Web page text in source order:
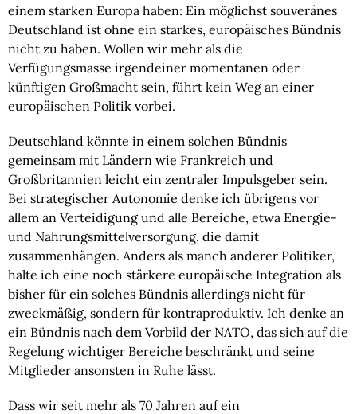
einem starken Europa haben: Ein möglichst souveränes
Deutschland ist ohne ein starkes, europäisches Bündnis
nicht zu haben. Wollen wir mehr als die
Verfügungsmasse irgendeiner momentanen oder
künftigen Großmacht sein, führt kein Weg an einer
europäischen Politik vorbei.
Deutschland könnte in einem solchen Bündnis
gemeinsam mit Ländern wie Frankreich und
Großbritannien leicht ein zentraler Impulsgeber sein.
Bei strategischer Autonomie denke ich übrigens vor
allem an Verteidigung und alle Bereiche, etwa Energie-
und Nahrungsmittelversorgung, die damit
zusammenhängen. Anders als manch anderer Politiker,
halte ich eine noch stärkere europäische Integration als
bisher für ein solches Bündnis allerdings nicht für
zweckmäßig, sondern für kontraproduktiv. Ich denke an
ein Bündnis nach dem Vorbild der NATO, das sich auf die
Regelung wichtiger Bereiche beschränkt und seine
Mitglieder ansonsten in Ruhe lässt.
Dass wir seit mehr als 70 Jahren auf ein